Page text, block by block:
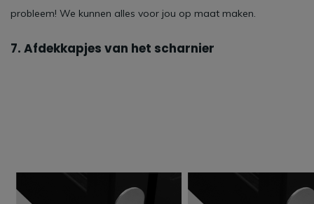
probleem! We kunnen alles voor jou op maat maken.
7. Afdekkapjes van het scharnier